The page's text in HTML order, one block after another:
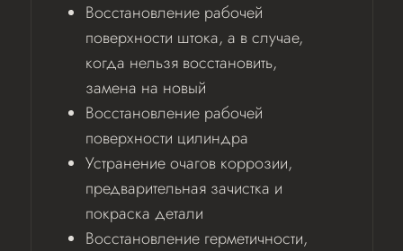
Восстановление рабочей
поверхности штока, а в случае,
когда нельзя восстановить,
замена на новый
Восстановление рабочей
поверхности цилиндра
Устранение очагов коррозии,
предварительная зачистка и
покраска детали
Восстановление герметичности,